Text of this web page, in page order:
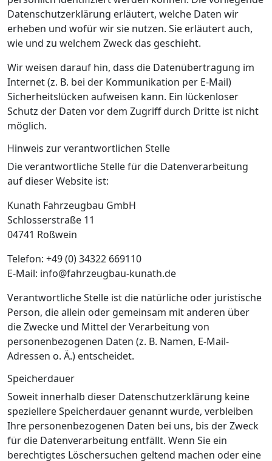
Datenschutzerklärung erläutert, welche Daten wir
erheben und wofür wir sie nutzen. Sie erläutert auch,
wie und zu welchem Zweck das geschieht.
Wir weisen darauf hin, dass die Datenübertragung im
Internet (z. B. bei der Kommunikation per E-Mail)
Sicherheitslücken aufweisen kann. Ein lückenloser
Schutz der Daten vor dem Zugriff durch Dritte ist nicht
möglich.
Hinweis zur verantwortlichen Stelle
Die verantwortliche Stelle für die Datenverarbeitung
auf dieser Website ist:
Kunath Fahrzeugbau GmbH
Schlosserstraße 11
04741 Roßwein
Telefon: +49 (0) 34322 669110
E-Mail: info@fahrzeugbau-kunath.de
Verantwortliche Stelle ist die natürliche oder juristische
Person, die allein oder gemeinsam mit anderen über
die Zwecke und Mittel der Verarbeitung von
personenbezogenen Daten (z. B. Namen, E-Mail-
Adressen o. Ä.) entscheidet.
Speicherdauer
Soweit innerhalb dieser Datenschutzerklärung keine
speziellere Speicherdauer genannt wurde, verbleiben
Ihre personenbezogenen Daten bei uns, bis der Zweck
für die Datenverarbeitung entfällt. Wenn Sie ein
berechtigtes Löschersuchen geltend machen oder eine